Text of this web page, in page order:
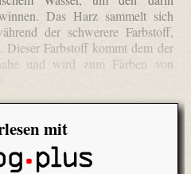
Das Harz sammelt sich
der schwerere Farbstoff,
Dieser Farbstoff kommt dem der
und wird zum Färben von
mit